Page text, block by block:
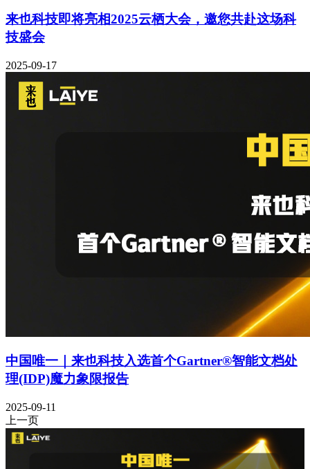
来也科技即将亮相2025云栖大会，邀您共赴这场科
技盛会
2025-09-17
中国唯一｜来也科技入选首个Gartner®智能文档处
理(IDP)魔力象限报告
2025-09-11
上一页